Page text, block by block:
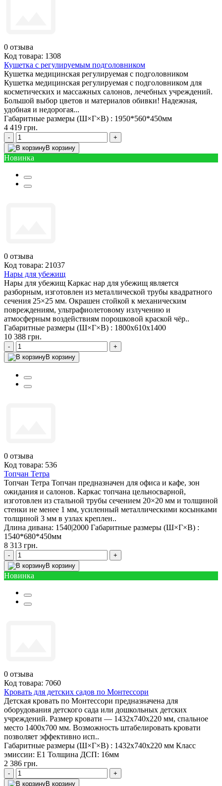
0 отзыва
Код товара: 1308
Кушетка с регулируемым подголовником
Кушетка медицинская регулируемая с подголовником
Кушетка медицинская регулируемая с подголовником для
косметических и массажных салонов, лечебных учреждений.
Большой выбор цветов и материалов обивки! Надежная,
удобная и недорогая...
Габаритные размеры (Ш×Г×В) : 1950*560*450мм
4 419 грн.
-
+
В корзину
Новинка
0 отзыва
Код товара: 21037
Нары для убежищ
Нары для убежищ Каркас нар для убежищ является
разборным, изготовлен из металлической трубы квадратного
сечения 25×25 мм. Окрашен стойкой к механическим
повреждениям, ультрафиолетовому излучению и
атмосферным воздействиям порошковой краской чёр..
Габаритные размеры (Ш×Г×В) : 1800х610х1400
10 388 грн.
-
+
В корзину
0 отзыва
Код товара: 536
Топчан Тетра
Топчан Тетра Топчан предназначен для офиса и кафе, зон
ожидания и салонов. Каркас топчана цельносварной,
изготовлен из стальной трубы сечением 20×20 мм и толщиной
стенки не менее 1 мм, усиленный металлическими косынками
толщиной 3 мм в узлах креплен..
Длина дивана: 1540|2000 Габаритные размеры (Ш×Г×В) :
1540*680*450мм
8 313 грн.
-
+
В корзину
Новинка
0 отзыва
Код товара: 7060
Кровать для детских садов по Монтессори
Детская кровать по Монтессори предназначена для
оборудования детского сада или дошкольных детских
учреждений. Размер кровати — 1432х740х220 мм, спальное
место 1400х700 мм. Возможность штабелировать кровати
позволяет эффективно исп..
Габаритные размеры (Ш×Г×В) : 1432х740х220 мм Класс
эмиссии: Е1 Толщина ДСП: 16мм
2 386 грн.
-
+
В корзину